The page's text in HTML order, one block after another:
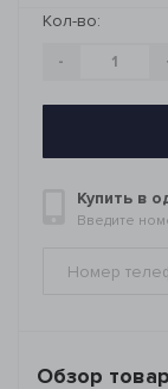
Кол-во:
-
Купить в
Введите
Обзор